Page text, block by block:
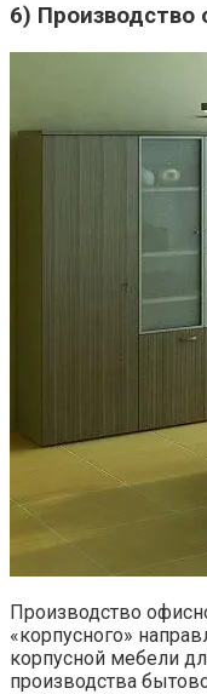
6)
Производство
«корпусного»
корпусной мебели
производства